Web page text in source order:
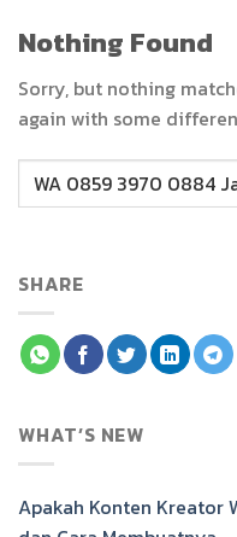
Nothing Found
Sorry, but nothing
again with some
SHARE
WHAT’S NEW
Apakah Konten Kreator